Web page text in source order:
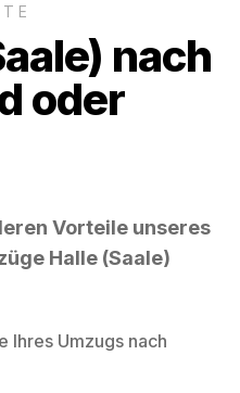
nach
oder
Vorteile unseres
Halle (Saale)
Ihres Umzugs nach